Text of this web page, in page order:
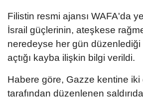
Filistin resmi ajansı WAFA'da
İsrail güçlerinin, ateşkese
neredeyse her gün düzenlediği
açtığı kayba ilişkin bilgi verildi.
Habere göre, Gazze kentine iki
tarafından düzenlenen